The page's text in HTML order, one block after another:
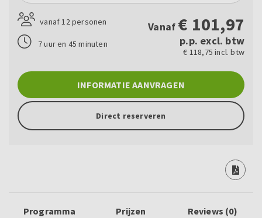
vanaf 12 personen
7 uur en 45 minuten
Vanaf € 101,97
p.p. excl. btw
€ 118,75 incl. btw
INFORMATIE AANVRAGEN
Direct reserveren
Programma Prijzen Reviews (0)